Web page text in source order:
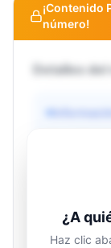
¡Contenido
número!
Detalles
¿A
Haz clic